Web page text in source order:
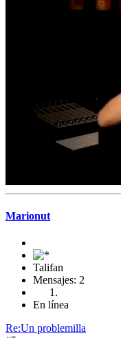
Marionut
Talifan
Mensajes: 2
En línea
Re:Un problemilla